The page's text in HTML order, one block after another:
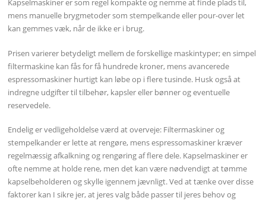
Kapselmaskiner er som regel kompakte og nemme at finde plads til,
mens manuelle brygmetoder som stempelkande eller pour-over let
kan gemmes væk, når de ikke er i brug.
Prisen varierer betydeligt mellem de forskellige maskintyper; en simpel
filtermaskine kan fås for få hundrede kroner, mens avancerede
espressomaskiner hurtigt kan løbe op i flere tusinde. Husk også at
indregne udgifter til tilbehør, kapsler eller bønner og eventuelle
reservedele.
Endelig er vedligeholdelse værd at overveje: Filtermaskiner og
stempelkander er lette at rengøre, mens espressomaskiner kræver
regelmæssig afkalkning og rengøring af flere dele. Kapselmaskiner er
ofte nemme at holde rene, men det kan være nødvendigt at tømme
kapselbeholderen og skylle igennem jævnligt. Ved at tænke over disse
faktorer kan I sikre jer, at jeres valg både passer til jeres behov og